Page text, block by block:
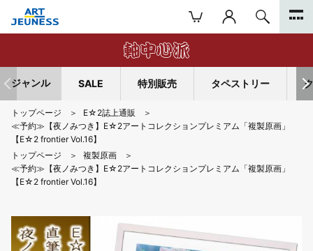
ジャンル SALE 特別販売 タペストリー
トップページ
E☆2誌上通販
≪予約≫【夜ノみつき】E☆2アートコレクションプレミアム「複製原画」
【E☆2 frontier Vol.16】
トップページ
複製原画
≪予約≫【夜ノみつき】E☆2アートコレクションプレミアム「複製原画」
【E☆2 frontier Vol.16】